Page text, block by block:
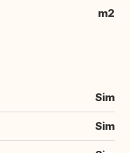
m2
Sim
Sim